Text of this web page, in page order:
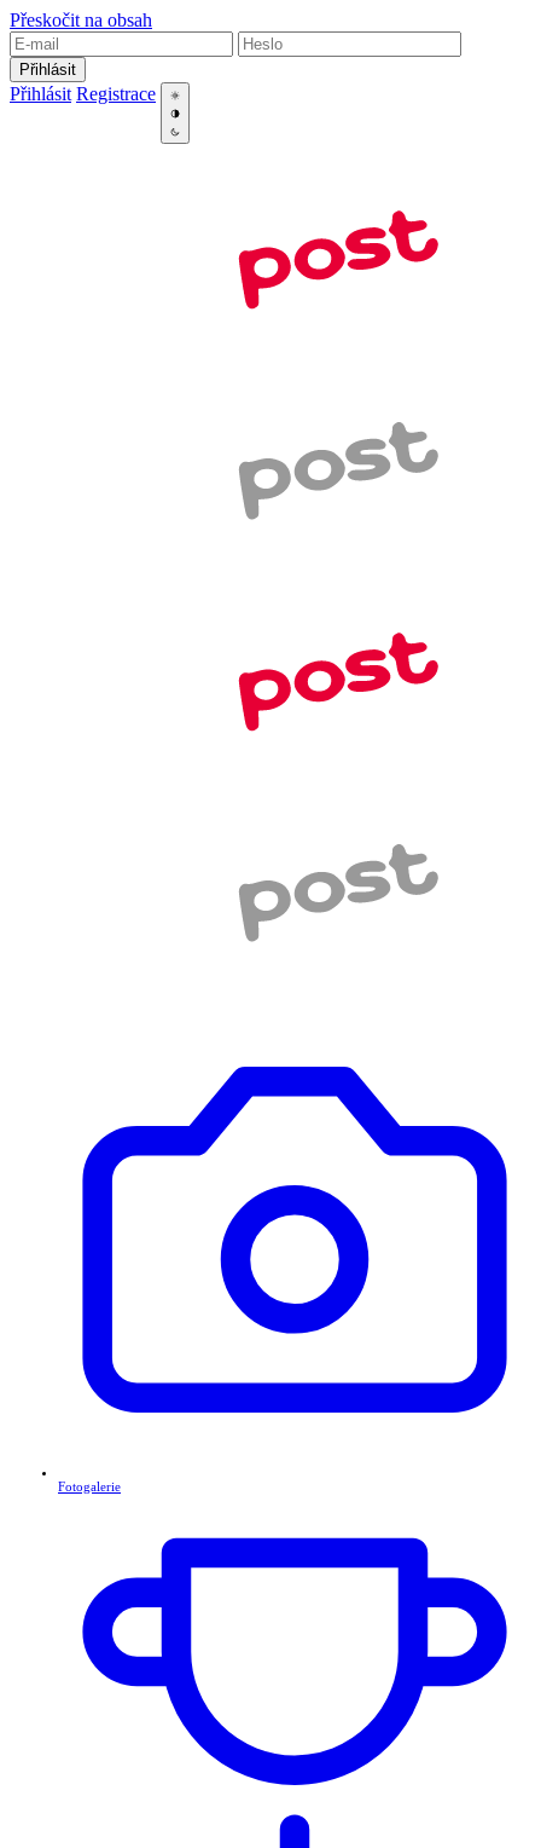
Přeskočit na obsah
Přihlásit
Přihlásit Registrace
Fotogalerie